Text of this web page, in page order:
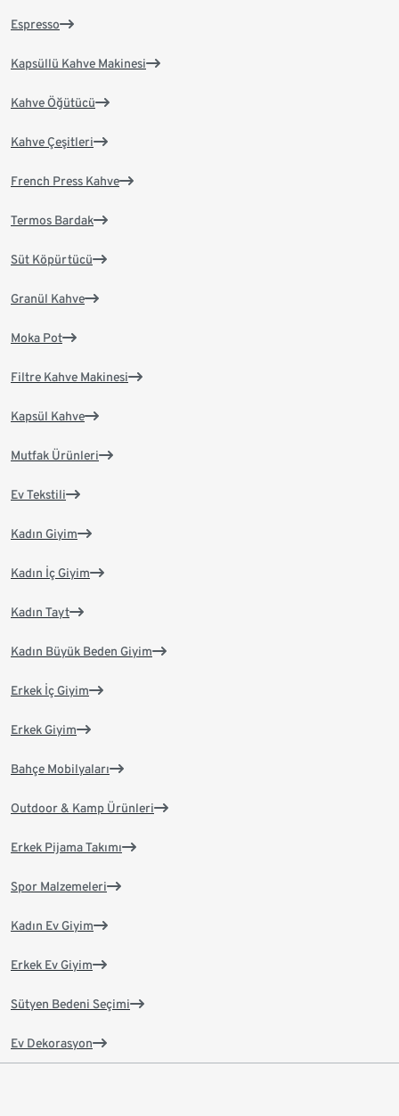
Espresso
Kapsüllü Kahve Makinesi
Kahve Öğütücü
Kahve Çeşitleri
French Press Kahve
Termos Bardak
Süt Köpürtücü
Granül Kahve
Moka Pot
Filtre Kahve Makinesi
Kapsül Kahve
Mutfak Ürünleri
Ev Tekstili
Kadın Giyim
Kadın İç Giyim
Kadın Tayt
Kadın Büyük Beden Giyim
Erkek İç Giyim
Erkek Giyim
Bahçe Mobilyaları
Outdoor & Kamp Ürünleri
Erkek Pijama Takımı
Spor Malzemeleri
Kadın Ev Giyim
Erkek Ev Giyim
Sütyen Bedeni Seçimi
Ev Dekorasyon